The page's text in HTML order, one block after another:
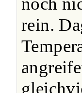
rein.